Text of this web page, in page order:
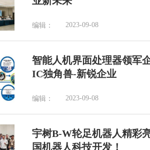
编辑： 2023-09-08
智能人机界面处理器领军
IC独角兽-新锐企业
编辑： 2023-09-08
宇树B-W轮足机器人精彩
国机器人科技开发！